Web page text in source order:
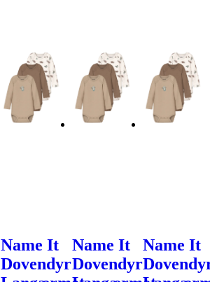
Name It
Dovendyr
Name It
Dovendyr
Name It